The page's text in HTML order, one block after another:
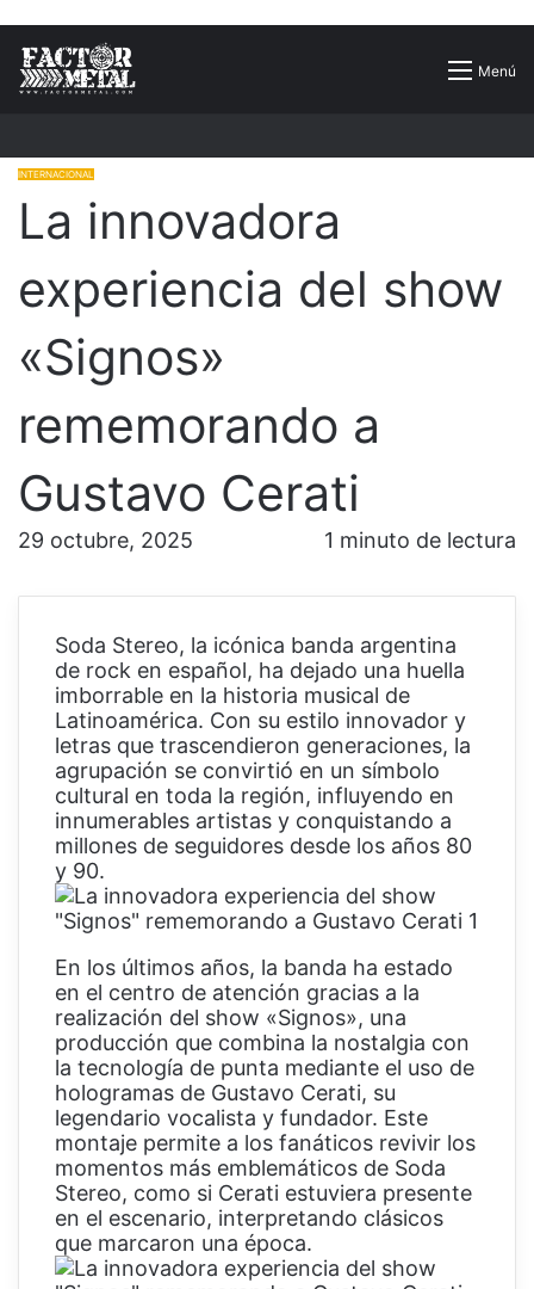
Menú
Buscar
INTERNACIONAL
La innovadora
experiencia del show
«Signos»
rememorando a
Gustavo Cerati
29 octubre, 2025 1 minuto de lectura
Soda Stereo, la icónica banda argentina
de rock en español, ha dejado una huella
imborrable en la historia musical de
Latinoamérica. Con su estilo innovador y
letras que trascendieron generaciones, la
agrupación se convirtió en un símbolo
cultural en toda la región, influyendo en
innumerables artistas y conquistando a
millones de seguidores desde los años 80
y 90.
En los últimos años, la banda ha estado
en el centro de atención gracias a la
realización del show «Signos», una
producción que combina la nostalgia con
la tecnología de punta mediante el uso de
hologramas de Gustavo Cerati, su
legendario vocalista y fundador. Este
montaje permite a los fanáticos revivir los
momentos más emblemáticos de Soda
Stereo, como si Cerati estuviera presente
en el escenario, interpretando clásicos
que marcaron una época.